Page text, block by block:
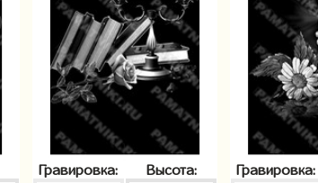
Гравировка: Высота: Гравировка: